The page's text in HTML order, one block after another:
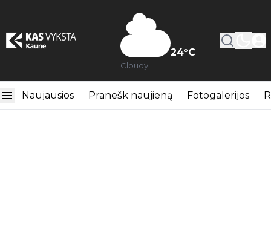
24°C
Cloudy
Naujausios Pranešk naujieną Fotogalerijos